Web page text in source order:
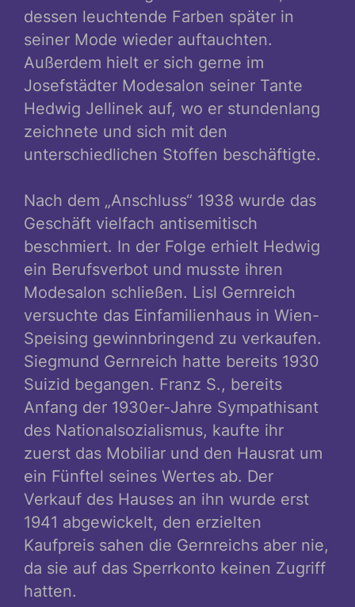
dessen leuchtende Farben später in
seiner Mode wieder auftauchten.
Außerdem hielt er sich gerne im
Josefstädter Modesalon seiner Tante
Hedwig Jellinek auf, wo er stundenlang
zeichnete und sich mit den
unterschiedlichen Stoffen beschäftigte.
Nach dem „Anschluss“ 1938 wurde das
Geschäft vielfach antisemitisch
beschmiert. In der Folge erhielt Hedwig
ein Berufsverbot und musste ihren
Modesalon schließen. Lisl Gernreich
versuchte das Einfamilienhaus in Wien-
Speising gewinnbringend zu verkaufen.
Siegmund Gernreich hatte bereits 1930
Suizid begangen. Franz S., bereits
Anfang der 1930er-Jahre Sympathisant
des Nationalsozialismus, kaufte ihr
zuerst das Mobiliar und den Hausrat um
ein Fünftel seines Wertes ab. Der
Verkauf des Hauses an ihn wurde erst
1941 abgewickelt, den erzielten
Kaufpreis sahen die Gernreichs aber nie,
da sie auf das Sperrkonto keinen Zugriff
hatten.